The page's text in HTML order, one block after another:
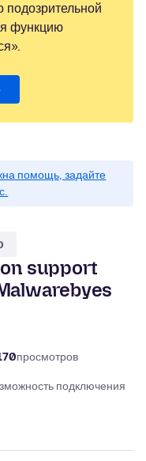
функцию
помощь, задайте
support
просмотров
подключения